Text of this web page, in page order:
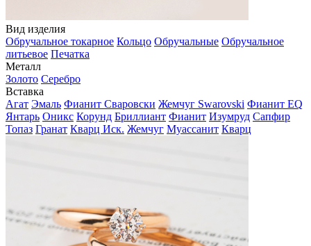
Вид изделия
Обручальное токарное Кольцо Обручальные Обручальное
литьевое Печатка
Металл
Золото Серебро
Вставка
Агат Эмаль Фианит Сваровски Жемчуг Swarovski Фианит EQ
Янтарь Оникс Корунд Бриллиант Фианит Изумруд Сапфир
Топаз Гранат Кварц Иск. Жемчуг Муассанит Кварц